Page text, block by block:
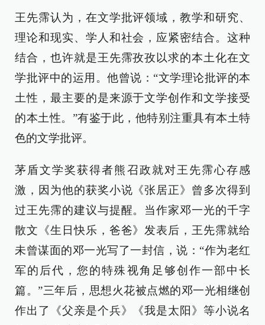
王先霈认为，在文学批评领域，教学和研究、
理论和现实、学人和社会，应紧密结合。这种
结合，也许就是王先霈孜孜以求的本土化在文
学批评中的运用。他曾说：“文学理论批评的本
土性，最主要的是来源于文学创作和文学接受
的本土性。”有鉴于此，他特别注重具有本土特
色的文学批评。
茅盾文学奖获得者熊召政就对王先霈心存感
激，因为他的获奖小说《张居正》曾多次得到
过王先霈的建议与提醒。当作家邓一光的千字
散文《生日快乐，爸爸》发表后，王先霈就给
未曾谋面的邓一光写了一封信，说：“作为老红
军的后代，您的特殊视角足够创作一部中长
篇。”三年后，思想火花被点燃的邓一光相继创
作出了《父亲是个兵》《我是太阳》等小说名